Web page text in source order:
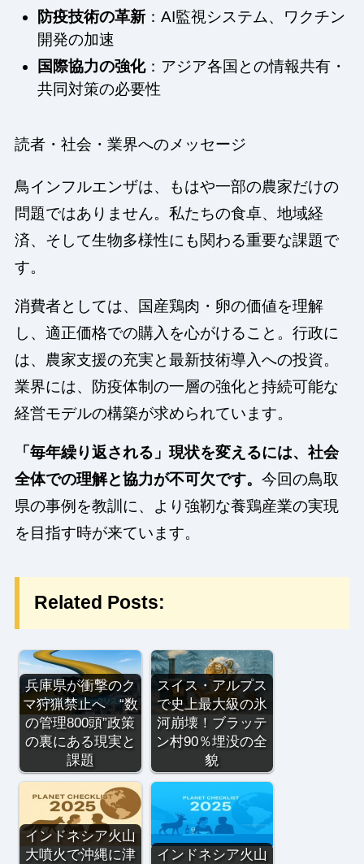
防疫技術の革新 ：AI監視システム、ワクチン
開発の加速
国際協力の強化：アジア各国との情報共有・
共同対策の必要性
読者・社会・業界へのメッセージ
鳥インフルエンザは、もはや一部の農家だけの
問題ではありません。私たちの食卓、地域経
済、そして生物多様性にも関わる重要な課題で
す。
消費者としては、国産鶏肉・卵の価値を理解
し、適正価格での購入を心がけること。行政に
は、農家支援の充実と最新技術導入への投資。
業界には、防疫体制の一層の強化と持続可能な
経営モデルの構築が求められています。
「毎年繰り返される」現状を変えるには、社会
全体での理解と協力が不可欠です。 今回の鳥取
県の事例を教訓に、より強靭な養鶏産業の実現
を目指す時が来ています。
Related Posts:
兵庫県が衝撃のク
マ狩猟禁止へ “数
の管理800頭”政策
の裏にある現実と
課題
スイス・アルプス
で史上最大級の氷
河崩壊！ブラッテ
ン村90％埋没の全
貌
インドネシア火山
大噴火で沖縄に津
インドネシア火山